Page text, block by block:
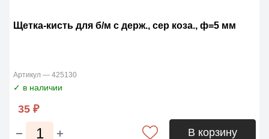
Щетка-кисть для б/м с держ., сер коза., ф=5 мм
Артикул — 425130
✓ в наличии
35 ₽
В корзину